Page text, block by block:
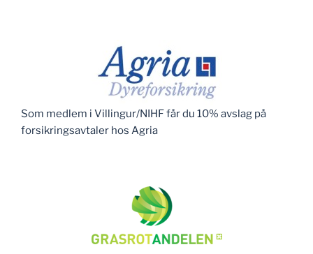
Som medlem i Villingur/NIHF får du 10% avslag på
forsikringsavtaler hos Agria